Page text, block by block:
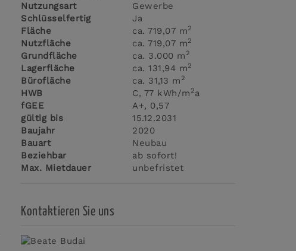
Nutzungsart
Gewerbe
Schlüsselfertig
Ja
Fläche
ca. 719,07 m2
Nutzfläche ca. 719,07 m2
Grundfläche ca. 3.000 m 2
Lagerfläche ca. 131,94 m2
Bürofläche ca. 31,13 m 2
HWB C, 77 kWh/m 2a
fGEE
A+, 0,57
gültig bis
15.12.2031
Baujahr
2020
Bauart
Neubau
Beziehbar
ab sofort!
Max. Mietdauer
unbefristet
Kontaktieren Sie uns